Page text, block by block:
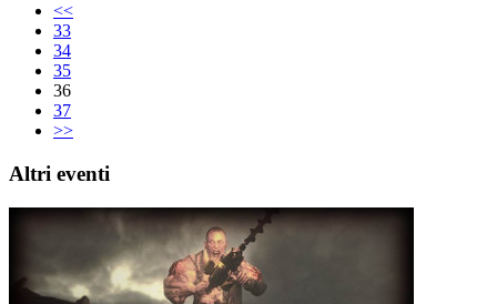
<<
33
34
35
36
37
>>
Altri eventi